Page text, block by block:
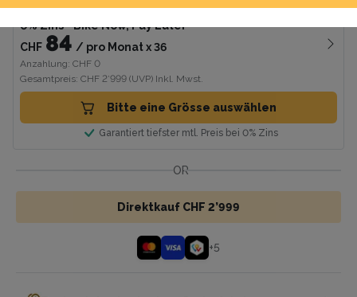
0% Zins- Bike Now, Pay Later
CHF 84 / pro Monatx36
Anzahlung: CHF 0
Gesamtpreis: CHF 2’999 (UVP) Inkl. Mwst.
Bitte eine Grösse auswählen
Garantiert tiefster mtl. Preis bei 0% Zins
OR
Direktkauf CHF 2’999
+5